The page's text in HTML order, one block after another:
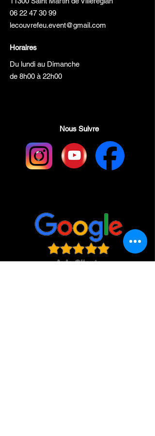
06 22 47 30 99
lecouvrefeu.event@gmail.com
Horaires
Du lundi au Dimanche
de 8h00 à 22h00
Nous Suivre